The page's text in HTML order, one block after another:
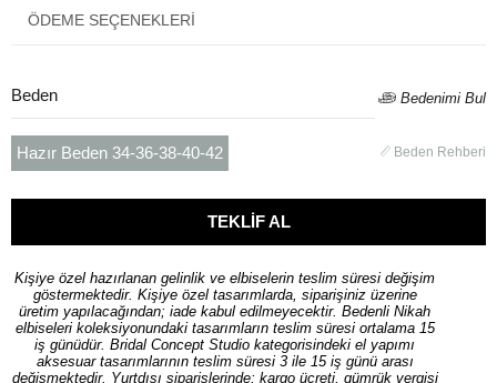
ÖDEME SEÇENEKLERI
Bedenimi Bul
Beden Rehberi
Beden
Hazır Beden 34-36-38-40-42
Kişiye özel hazırlanan gelinlik ve elbiselerin teslim süresi değişim
göstermektedir. Kişiye özel tasarımlarda, siparişiniz üzerine
üretim yapılacağından; iade kabul edilmeyecektir. Bedenli Nikah
elbiseleri koleksiyonundaki tasarımların teslim süresi ortalama 15
iş günüdür. Bridal Concept Studio kategorisindeki el yapımı
aksesuar tasarımlarının teslim süresi 3 ile 15 iş günü arası
değişmektedir. Yurtdışı siparişlerinde; kargo ücreti, gümrük vergisi